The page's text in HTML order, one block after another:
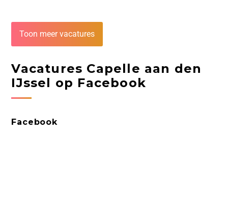
Toon meer vacatures
Vacatures Capelle aan den
IJssel op Facebook
Facebook